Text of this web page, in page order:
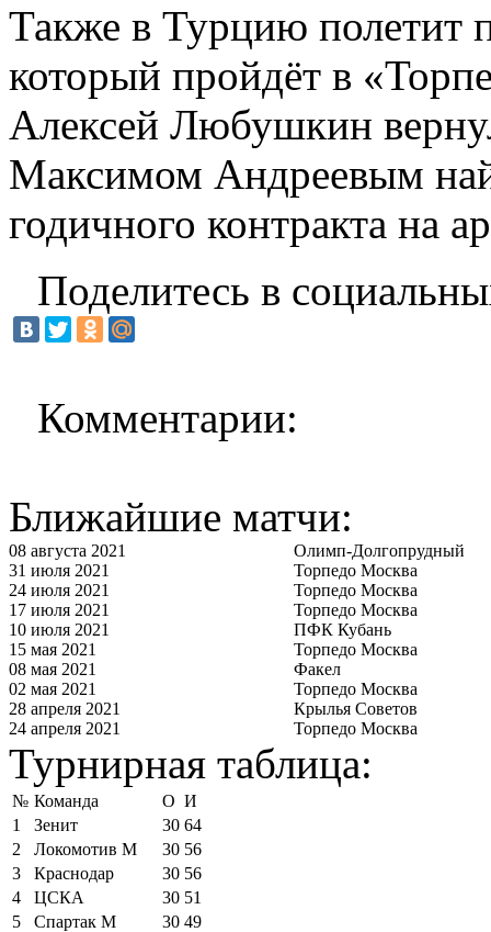
Также в Турцию полетит
который пройдёт в
Алексей Любушкин
Максимом Андреевым
годичного контракта на
Поделитесь в
Комментарии:
Ближайшие матчи:
08 августа 2021
Олимп-Долгопрудный
31 июля 2021
Торпедо Москва
24 июля 2021
Торпедо Москва
17 июля 2021
Торпедо Москва
10 июля 2021
ПФК Кубань
15 мая 2021
Торпедо Москва
08 мая 2021
Факел
02 мая 2021
Торпедо Москва
28 апреля 2021
Крылья Советов
24 апреля 2021
Торпедо Москва
Турнирная таблица:
№ Команда О И
1
Зенит 30 64
2
Локомотив М 30 56
3
Краснодар 30 56
4
ЦСКА 30 51
5
Спартак М 30 49